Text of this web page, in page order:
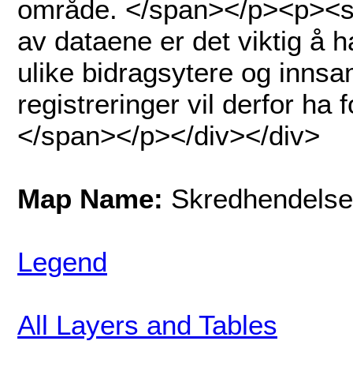
område. </span></
av dataene er det viktig å
ulike bidragsytere og
registreringer vil derfor ha
</span></p></div></div>
Map Name:
Legend
All Layers and Tables